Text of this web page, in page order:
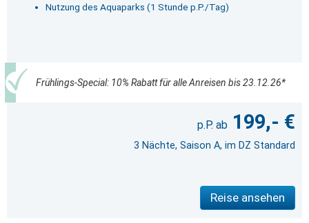
Nutzung des Aquaparks (1 Stunde p.P./Tag)
Frühlings-Special: 10% Rabatt für alle Anreisen bis 23.12.26*
199,- €
3 Nächte, Saison A, im DZ Standard
Reise ansehen